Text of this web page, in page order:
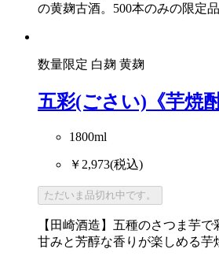
の黄麹古酒。500本のみの限定品
数量限定 白麹 黄麹
五彩(ごさい)《芋焼酎
1800ml
￥2,973(税込)
ただいま品切れ中です。
【田崎酒造】五種のさつま芋
甘みと芳醇な香りが楽しめる芋